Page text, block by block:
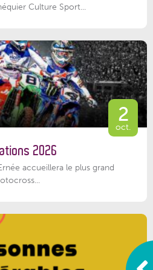
Culture Sport...
2
oct.
2026
accueillera le plus grand